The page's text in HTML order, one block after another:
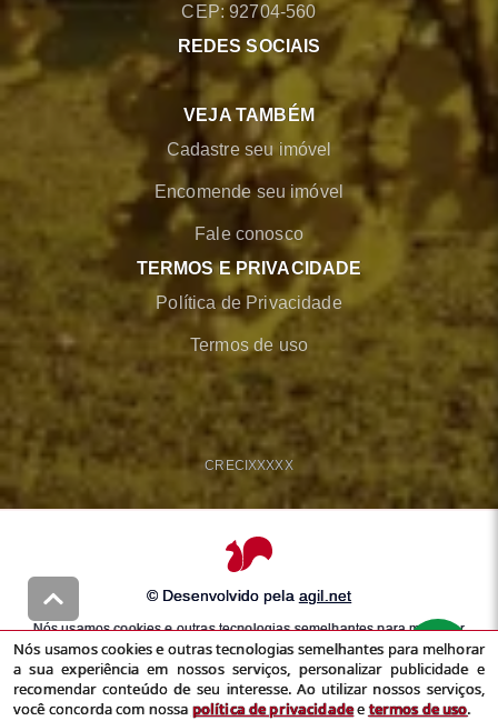
CEP: 92704-560
REDES SOCIAIS
VEJA TAMBÉM
Cadastre seu imóvel
Encomende seu imóvel
Fale conosco
TERMOS E PRIVACIDADE
Política de Privacidade
Termos de uso
CRECIXXXXX
© Desenvolvido pela agil.net
Nós usamos cookies e outras tecnologias semelhantes para melhorar
a sua experiência em nossos serviços, personalizar publicidade e
recomendar conteúdo de seu interesse. Ao utilizar nossos serviços,
você concorda com nossapolítica de privacidadeetermos de uso
Nós usamos cookies e outras tecnologias semelhantes para melhorar
a sua experiência em nossos serviços, personalizar publicidade e
recomendar conteúdo de seu interesse. Ao utilizar nossos serviços,
você concorda com nossa política de privacidadeetermos de uso.